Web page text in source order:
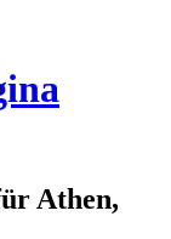
Athen,